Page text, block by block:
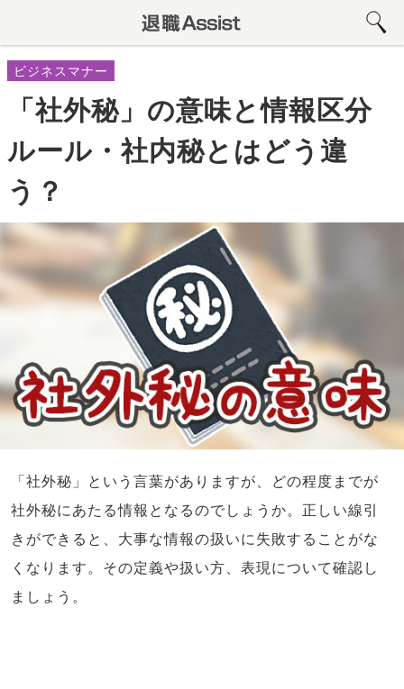
ビジネスマナー
「社外秘」の意味と情報区分
ルール・社内秘とはどう違
う？
「社外秘」という言葉がありますが、どの程度までが
社外秘にあたる情報となるのでしょうか。正しい線引
きができると、大事な情報の扱いに失敗することがな
くなります。その定義や扱い方、表現について確認し
ましょう。